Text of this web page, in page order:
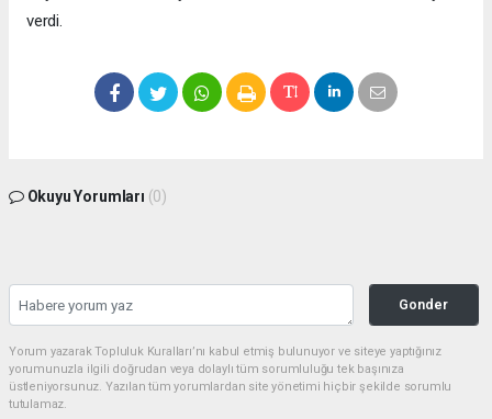
verdi.
Okuyu Yorumları (0)
Gonder
Yorum yazarak Topluluk Kuralları’nı kabul etmiş bulunuyor ve siteye yaptığınız
yorumunuzla ilgili doğrudan veya dolaylı tüm sorumluluğu tek başınıza
üstleniyorsunuz. Yazılan tüm yorumlardan site yönetimi hiçbir şekilde sorumlu
tutulamaz.